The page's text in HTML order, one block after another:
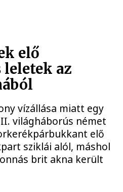
elő
az
vízállása miatt egy
világháborús német
elő
sziklái alól, máshol
brit akna került